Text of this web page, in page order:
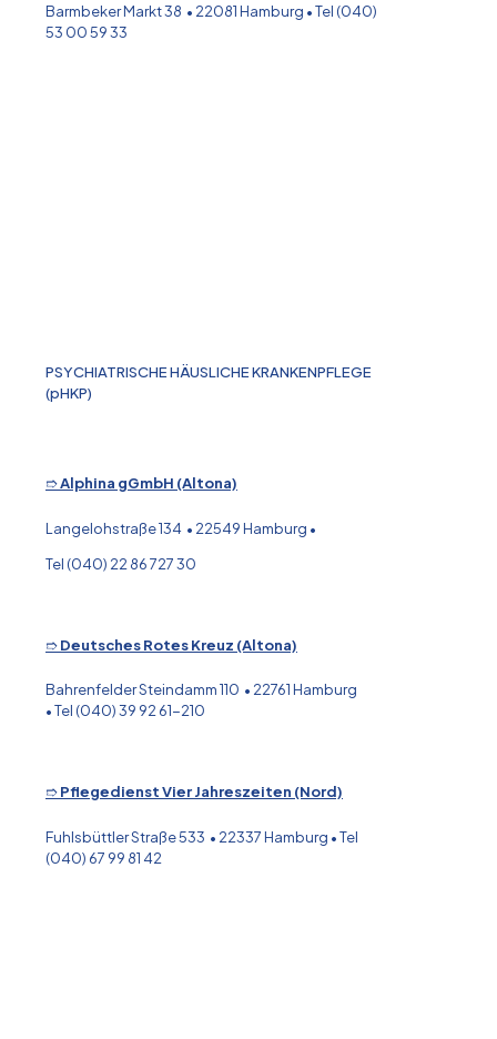
Barmbeker Markt 38 • 22081 Hamburg • Tel (040)
53 00 59 33
PSYCHIATRISCHE HÄUSLICHE KRANKENPFLEGE
(pHKP)
➱Alphina gGmbH (Altona)
Langelohstraße 134 • 22549 Hamburg •
Tel (040) 22 86 727 30
➱Deutsches Rotes Kreuz (Altona)
Bahrenfelder Steindamm 110 • 22761 Hamburg
• Tel (040) 39 92 61-210
➱Pflegedienst Vier Jahreszeiten (Nord)
Fuhlsbüttler Straße 533 • 22337 Hamburg • Tel
(040) 67 99 81 42